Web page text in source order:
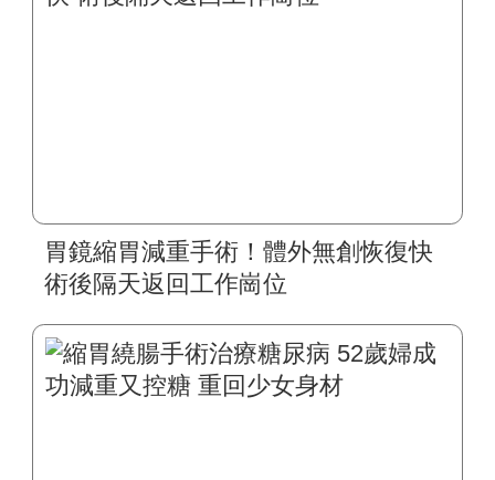
胃鏡縮胃減重手術！體外無創恢復快
術後隔天返回工作崗位